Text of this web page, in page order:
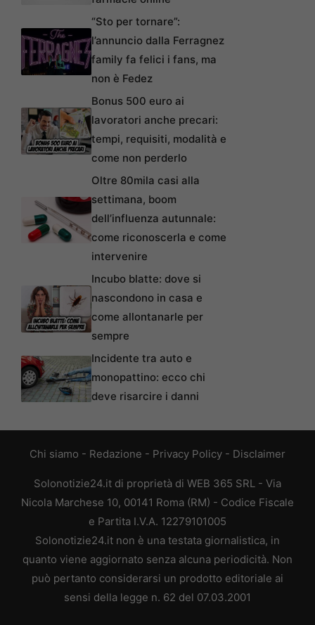
“Sto per tornare”:
l’annuncio dalla Ferragnez
family fa felici i fans, ma
non è Fedez
Bonus 500 euro ai
lavoratori anche precari:
tempi, requisiti, modalità e
come non perderlo
Oltre 80mila casi alla
settimana, boom
dell’influenza autunnale:
come riconoscerla e come
intervenire
Incubo blatte: dove si
nascondono in casa e
come allontanarle per
sempre
Incidente tra auto e
monopattino: ecco chi
deve risarcire i danni
Chi siamo - Redazione - Privacy Policy - Disclaimer
Solonotizie24.it di proprietà di WEB 365 SRL - Via
Nicola Marchese 10, 00141 Roma (RM) - Codice Fiscale
e Partita I.V.A. 12279101005
Solonotizie24.it non è una testata giornalistica, in
quanto viene aggiornato senza alcuna periodicità. Non
può pertanto considerarsi un prodotto editoriale ai
sensi della legge n. 62 del 07.03.2001